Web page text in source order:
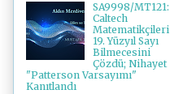
SA9998/MT121:
Caltech
Matematikçileri
19. Yüzyıl Sayı
Bilmecesini
Çözdü; Nihayet
"Patterson Varsayımı"
Kanıtlandı